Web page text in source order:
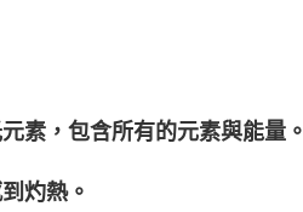
素，包含所有的元素與能量。
灼熱。